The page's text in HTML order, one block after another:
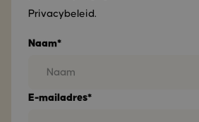
Privacybeleid.
Naam*
E-mailadres*